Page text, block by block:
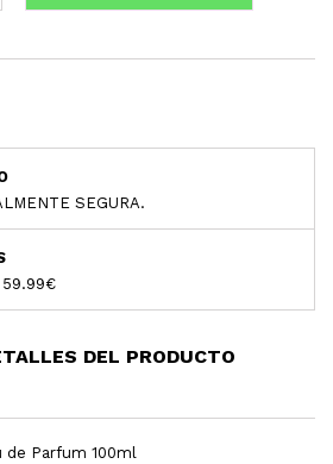
SEGURA.
59.99€
DEL PRODUCTO
de Parfum 100ml